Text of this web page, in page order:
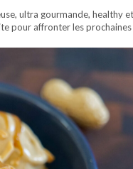
ultra gourmande, healthy
pour affronter les